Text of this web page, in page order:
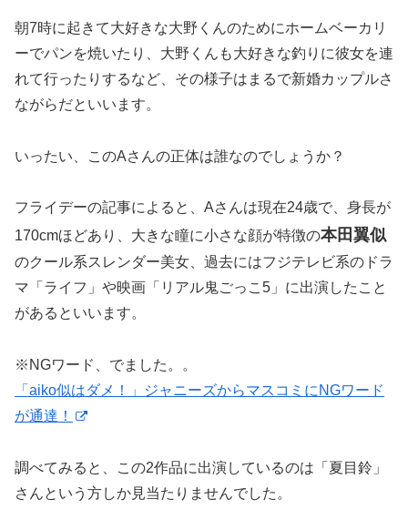
朝7時に起きて大好きな大野くんのためにホームベーカリ
ーでパンを焼いたり、大野くんも大好きな釣りに彼女を連
れて行ったりするなど、その様子はまるで新婚カップルさ
ながらだといいます。
いったい、このAさんの正体は誰なのでしょうか？
フライデーの記事によると、Aさんは現在24歳で、身長が
170cmほどあり、大きな瞳に小さな顔が特徴の本田翼似
のクール系スレンダー美女、過去にはフジテレビ系のドラ
マ「ライフ」や映画「リアル鬼ごっこ5」に出演したこと
があるといいます。
※NGワード、でました。。
「aiko似はダメ！」ジャニーズからマスコミにNGワード
が通達！
調べてみると、この2作品に出演しているのは「夏目鈴」
さんという方しか見当たりませんでした。